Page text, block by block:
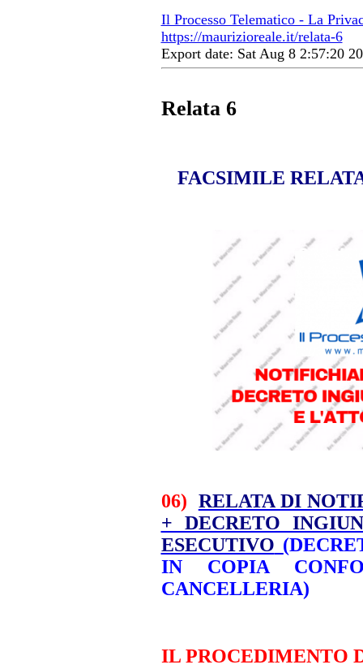
Il Processo Telematico - La
https://maurizioreale.it/relata-6
Export date: Sat Aug 8 2:57:20
Relata 6
FACSIMILE
06) RELATA DI
+ DECRETO
ESECUTIVO (
IN COPIA
CANCELLERIA)
IL PROCEDIMENTO